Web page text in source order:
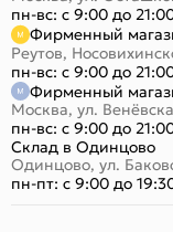
пн-вс: с 9:00 до
Фирменный
Реутов,
пн-вс: с 9:00 до
Фирменный
Москва, ул.
пн-вс: с 9:00 до
Склад в Одинцово
Одинцово, ул.
пн-пт: с 9:00 до